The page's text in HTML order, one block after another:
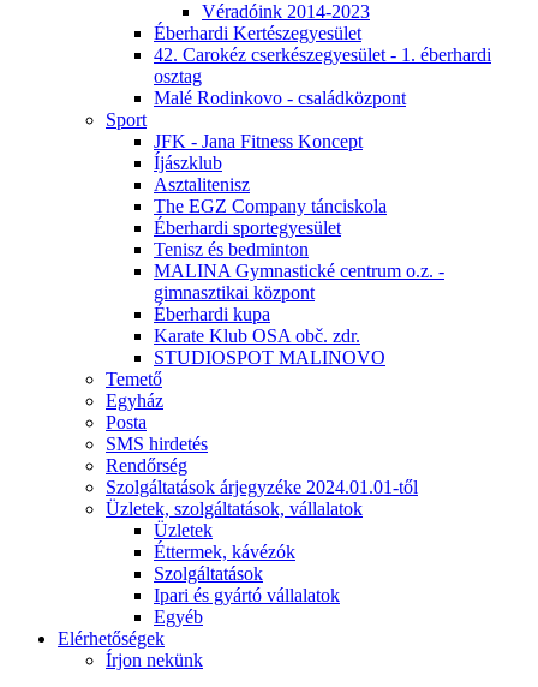
Véradóink 2014-2023
Éberhardi Kertészegyesület
42. Carokéz cserkészegyesület - 1. éberhardi
osztag
Malé Rodinkovo - családközpont
Sport
JFK - Jana Fitness Koncept
Íjászklub
Asztalitenisz
The EGZ Company tánciskola
Éberhardi sportegyesület
Tenisz és bedminton
MALINA Gymnastické centrum o.z. -
gimnasztikai központ
Éberhardi kupa
Karate Klub OSA obč. zdr.
STUDIOSPOT MALINOVO
Temető
Egyház
Posta
SMS hirdetés
Rendőrség
Szolgáltatások árjegyzéke 2024.01.01-től
Üzletek, szolgáltatások, vállalatok
Üzletek
Éttermek, kávézók
Szolgáltatások
Ipari és gyártó vállalatok
Egyéb
Elérhetőségek
Írjon nekünk